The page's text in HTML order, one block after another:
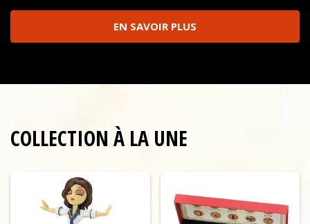
EN SAVOIR PLUS
COLLECTION À LA UNE